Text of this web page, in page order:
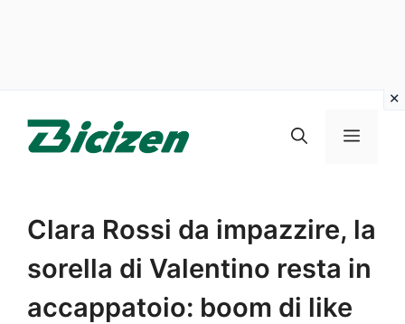
Menu
Clara Rossi da impazzire, la
sorella di Valentino resta in
accappatoio: boom di like